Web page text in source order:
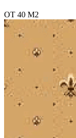
ОТ 40 М2